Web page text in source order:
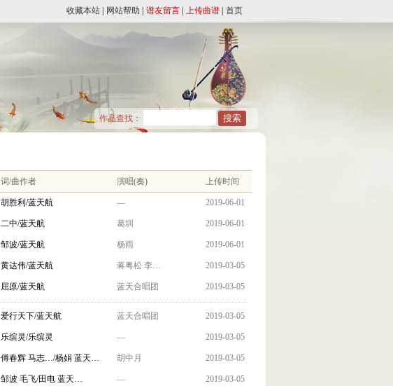
收藏本站 网站帮助 谱友留言 上传曲谱 首页
作品查找：
词/曲作者 演唱(奏) 上传时间
胡胜利/蓝天航 — 2019-06-01
二中/蓝天航 葛圳 2019-06-01
邹波/蓝天航 杨雨 2019-06-01
黄达伟/蓝天航 蒋粤松 李… 2019-03-05
屈原/蓝天航 蓝天合唱团 2019-03-05
爱行天下/蓝天航 蓝天合唱团 2019-03-05
乐缤灵/乐缤灵 — 2019-03-05
傅春辉 马志…/杨娟 蓝天… 胡中月 2019-03-05
邹波 毛飞/田电 蓝天… — 2019-03-05